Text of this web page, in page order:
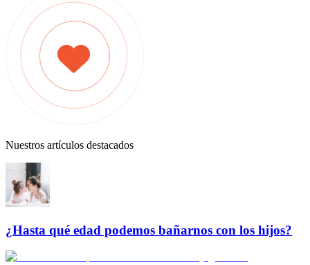
Nuestros artículos destacados
¿Hasta qué edad podemos bañarnos con los hijos?